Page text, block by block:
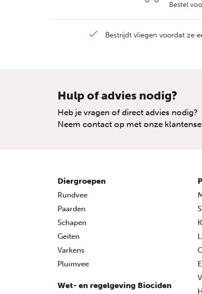
Bestel
Bestrijdt vliegen voordat ze
Hulp of advies nodig?
Heb je vragen of direct advies nodig?
Neem contact op met onze
Diergroepen
Rundvee
Paarden
Schapen
Geiten
Varkens
Pluimvee
Wet- en regelgeving Biociden